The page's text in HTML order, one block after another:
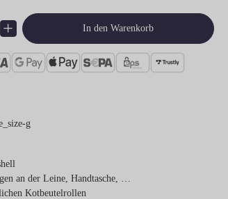
Gib den gewünschten Wert ein oder benutze die Schaltflächen
In den Warenkorb
g
an der Leine, Handtasche, …
Kotbeutelrollen